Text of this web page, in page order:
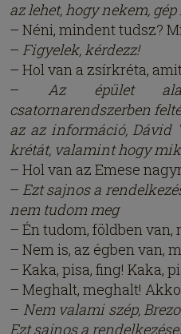
az lehet, hogy nekem,
– Néni, mindent tudsz?
– Figyelek, kérdezz!
– Hol van a zsírkréta,
– Az épület
csatornarendszerben
az az információ,
krétát, valamint hogy
– Hol van az Emese
– Ezt sajnos a
nem tudom meg
– Én tudom, földben van,
– Nem is, az égben van,
– Kaka, pisa, fing! Kaka,
– Meghalt, meghalt!
– Nem valami szép,
Ezt sajnos a